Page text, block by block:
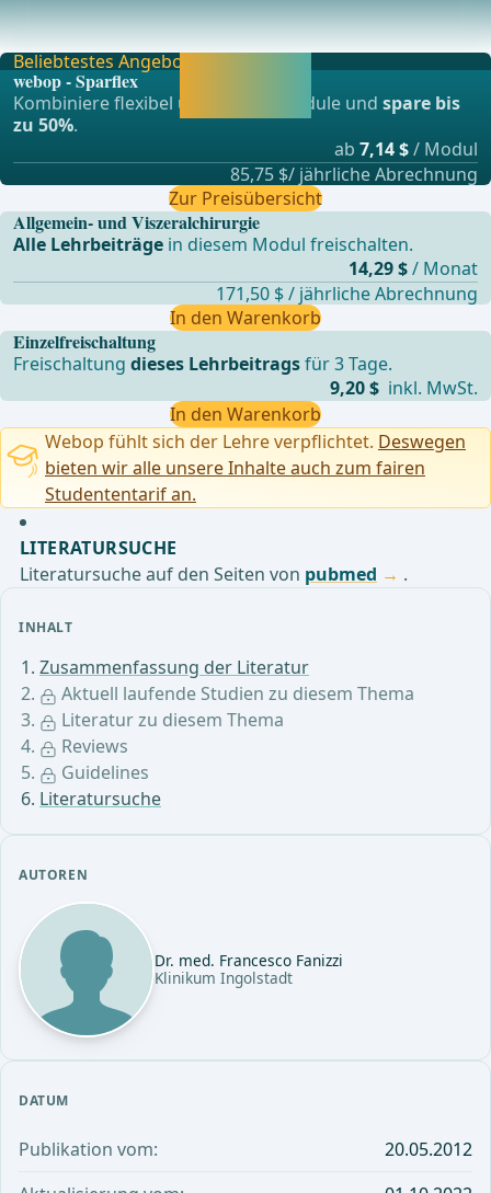
INHALT
Zusammenfassung der Literatur
Aktuell laufende Studien zu diesem Thema
Literatur zu diesem Thema
Reviews
Guidelines
Literatursuche
AUTOREN
Dr. med. Francesco Fanizzi
Klinikum Ingolstadt
DATUM
Publikation vom:
20.05.2012
A Prospective Study: Magnetic Compression Anastomosis
for Recanalization of Biliary Stricture ... -
Einzelfreischaltung
Freischaltungdieses Lehrbeitragsfür 3 Tage.
9,20 $ inkl. MwSt.
In den Warenkorb
Beliebtestes Angebot
webop - Sparflex
Kombiniere flexibel unsere Lernmodule undspare bis
zu 50%.
ab 7,14 $/ Modul
85,75 $/ jährliche Abrechnung
Zur Preisübersicht
Allgemein- und Viszeralchirurgie
Alle Lehrbeiträge in diesem Modul freischalten.
14,29 $/ Monat
171,50 $ / jährliche Abrechnung
In den Warenkorb
Webop fühlt sich der Lehre verpflichtet. Deswegen
bieten wir alle unsere Inhalte auch zum fairen
Studententarif an.
LITERATURSUCHE
Literatursuche auf den Seiten von pubmed .